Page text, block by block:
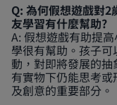
Q: 為何假想遊戲對2
友學習有什麼幫助?
A: 假想遊戲有助提
學很有幫助。孩子
動，對即將發展的
有實物下仍能思考
及創意的重要部分。